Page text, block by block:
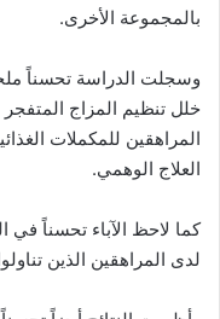
بالمجموعة الأخرى.
وسجلت الدراسة تحسناً
العلاج الوهمي.
كما لاحظ الآباء تحسناً في
لدى المراهقين الذين